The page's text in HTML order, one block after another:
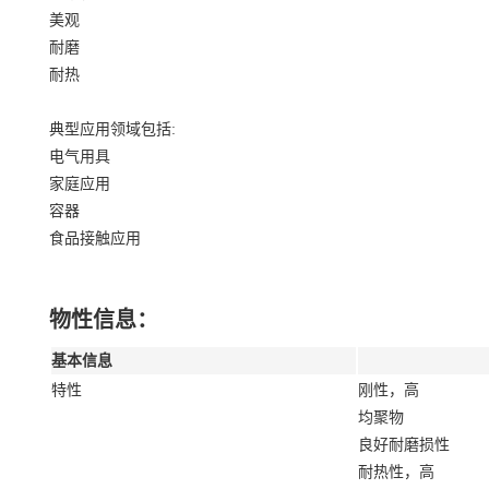
美观
耐磨
耐热
典型应用领域包括:
电气用具
家庭应用
容器
食品接触应用
物性信息：
基本信息
特性
刚性，高
均聚物
良好耐磨损性
耐热性，高